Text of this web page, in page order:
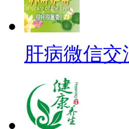
肝病微信交